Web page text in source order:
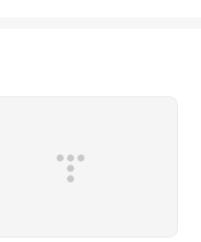
조건 수행 name 파라미터